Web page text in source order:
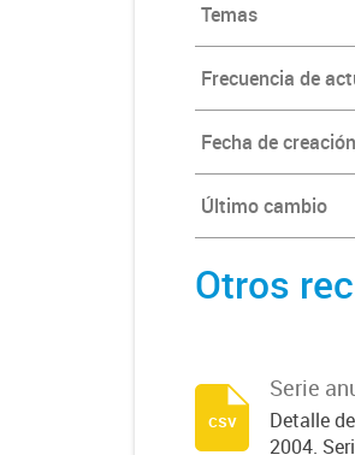
Temas
Frecuencia de
Fecha de creación
Último cambio
Otros
Serie
Detalle
2004.
csv